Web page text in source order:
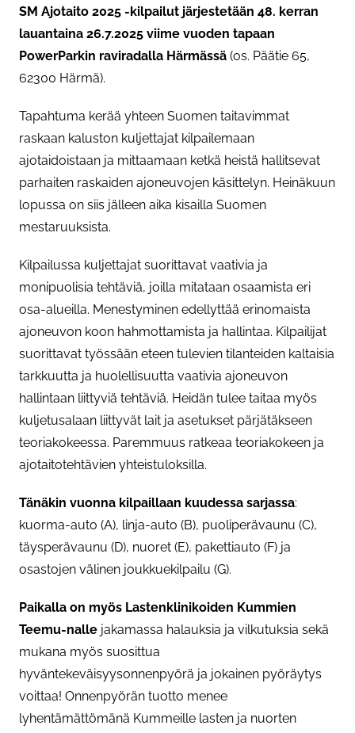
SM Ajotaito 2025 -kilpailut järjestetään 48. kerran
lauantaina 26.7.2025 viime vuoden tapaan
PowerParkin raviradalla Härmässä (os. Päätie 65,
62300 Härmä).
Tapahtuma kerää yhteen Suomen taitavimmat
raskaan kaluston kuljettajat kilpailemaan
ajotaidoistaan ja mittaamaan ketkä heistä hallitsevat
parhaiten raskaiden ajoneuvojen käsittelyn. Heinäkuun
lopussa on siis jälleen aika kisailla Suomen
mestaruuksista.
Kilpailussa kuljettajat suorittavat vaativia ja
monipuolisia tehtäviä, joilla mitataan osaamista eri
osa-alueilla. Menestyminen edellyttää erinomaista
ajoneuvon koon hahmottamista ja hallintaa. Kilpailijat
suorittavat työssään eteen tulevien tilanteiden kaltaisia
tarkkuutta ja huolellisuutta vaativia ajoneuvon
hallintaan liittyviä tehtäviä. Heidän tulee taitaa myös
kuljetusalaan liittyvät lait ja asetukset pärjätäkseen
teoriakokeessa. Paremmuus ratkeaa teoriakokeen ja
ajotaitotehtävien yhteistuloksilla.
Tänäkin vuonna kilpaillaan kuudessa sarjassa:
kuorma-auto (A), linja-auto (B), puoliperävaunu (C),
täysperävaunu (D), nuoret (E), pakettiauto (F) ja
osastojen välinen joukkuekilpailu (G).
Paikalla on myös Lastenklinikoiden Kummien
Teemu-nalle jakamassa halauksia ja vilkutuksia sekä
mukana myös suosittua
hyväntekeväisyysonnenpyörä ja jokainen pyöräytys
voittaa! Onnenpyörän tuotto menee
lyhentämättömänä Kummeille lasten ja nuorten